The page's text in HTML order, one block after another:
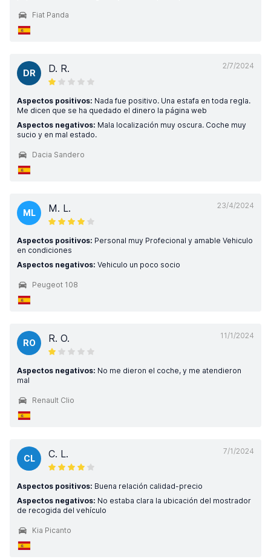
Fiat Panda
2/7/2024
DR D. R.
Aspectos positivos: Nada fue positivo. Una estafa en toda regla.
Me dicen que se ha quedado el dinero la página web
Aspectos negativos: Mala localización muy oscura. Coche muy
sucio y en mal estado.
Dacia Sandero
23/4/2024
ML M. L.
Aspectos positivos: Personal muy Profecional y amable Vehiculo
en condiciones
Aspectos negativos: Vehiculo un poco socio
Peugeot 108
11/1/2024
RO R. O.
Aspectos negativos: No me dieron el coche, y me atendieron
mal
Renault Clio
7/1/2024
CL C. L.
Aspectos positivos: Buena relación calidad-precio
Aspectos negativos: No estaba clara la ubicación del mostrador
de recogida del vehículo
Kia Picanto